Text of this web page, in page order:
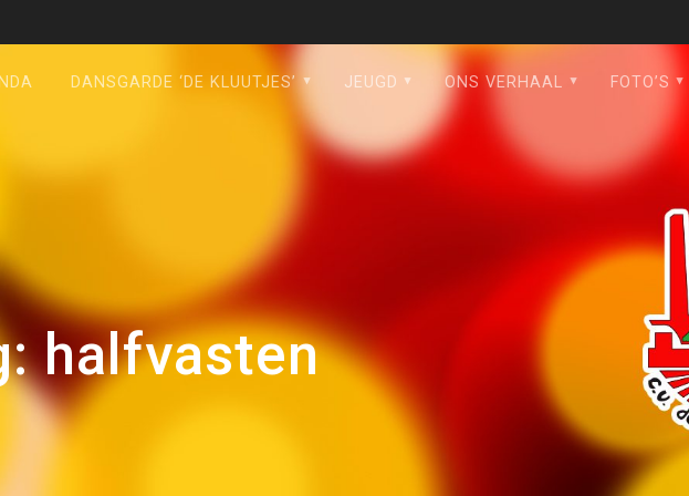
DANSGARDE ‘DE KLUUTJES’ JEUGD ONS VERHAAL FOTO’S
halfvasten